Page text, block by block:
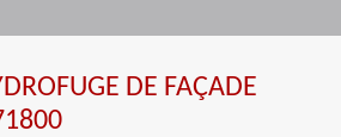
DE FAÇADE